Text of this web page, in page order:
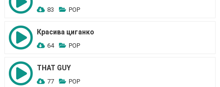
83 POP
Красива циганко
64 POP
THAT GUY
77 POP